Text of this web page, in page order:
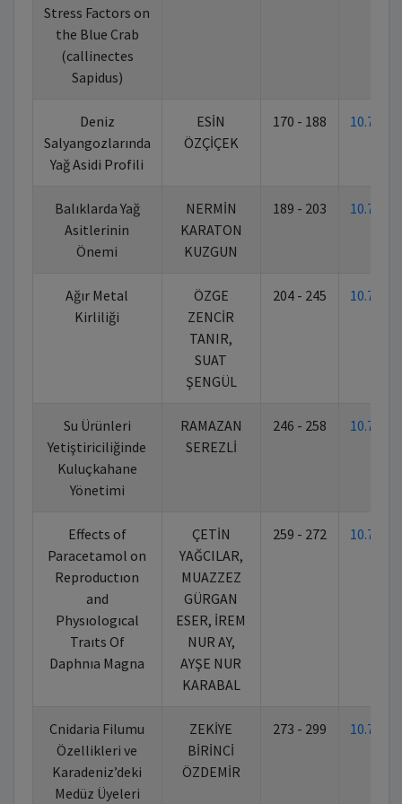
Stress Factors on
the Blue Crab
(callinectes
Sapidus)
Deniz
Salyangozlarında
Yağ Asidi Profili
ESİN
ÖZÇİÇEK
170 - 188
Balıklarda Yağ
Asitlerinin
Önemi
NERMİN
KARATON
KUZGUN
189 - 203
Ağır Metal
Kirliliği
ÖZGE
ZENCİR
TANIR,
SUAT
ŞENGÜL
204 - 245
Su Ürünleri
Yetiştiriciliğinde
Kuluçkahane
Yönetimi
RAMAZAN
SEREZLİ
246 - 258
Effects of
Paracetamol on
Reproductıon
and
Physıologıcal
Traıts Of
Daphnıa Magna
ÇETİN
YAĞCILAR,
MUAZZEZ
GÜRGAN
ESER, İREM
NUR AY,
AYŞE NUR
KARABAL
259 - 272
Cnidaria Filumu
Özellikleri ve
Karadeniz’deki
Medüz Üyeleri
ZEKİYE
BİRİNCİ
ÖZDEMİR
273 - 299